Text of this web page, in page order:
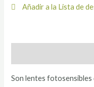
Añadir a la Lista de
Son lentes